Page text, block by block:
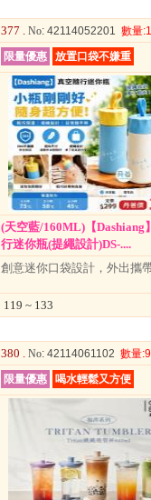
377 . No: 42114052201 數量
限量優惠
放置口袋不嫌重
(天空藍/160ML)【Dashiang
行迷你瓶(提繩設計)DS-....
創意迷你口袋設計，外出攜
119 ~ 133
380 . No: 42114061102 數量:9
限量優惠
喝水輕鬆又方便